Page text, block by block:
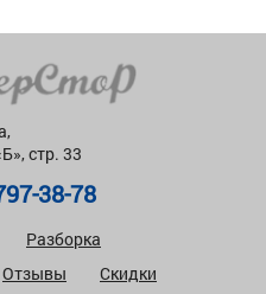
стр. 33
38-78
Разборка
Отзывы Скидки